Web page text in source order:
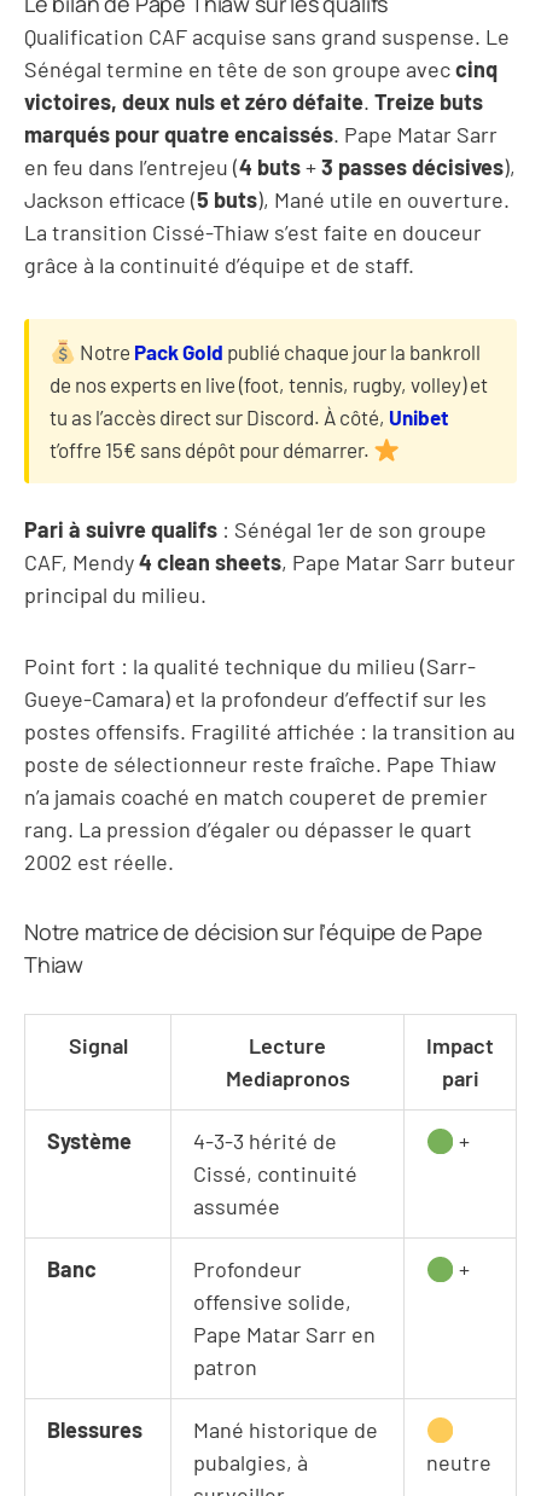
Qualification CAF acquise sans grand suspense. Le
Sénégal termine en tête de son groupe aveccinq
victoires, deux nuls et zéro défaite. Treize buts
marqués pour quatre encaissés. Pape Matar Sarr
en feu dans l’entrejeu (4 buts+3 passes décisives),
Jackson efficace (5 buts), Mané utile en ouverture.
La transition Cissé-Thiaw s’est faite en douceur
grâce à la continuité d’équipe et de staff.
Notre Pack Gold publié chaque jour la bankroll
de nos experts en live (foot, tennis, rugby, volley) et
tu as l’accès direct sur Discord. À côté, Unibet
t’offre 15€ sans dépôt pour démarrer.
Pari à suivre qualifs : Sénégal 1er de son groupe
CAF, Mendy4 clean sheets, Pape Matar Sarr buteur
principal du milieu.
Point fort : la qualité technique du milieu (Sarr-
Gueye-Camara) et la profondeur d’effectif sur les
postes offensifs. Fragilité affichée : la transition au
poste de sélectionneur reste fraîche. Pape Thiaw
n’a jamais coaché en match couperet de premier
rang. La pression d’égaler ou dépasser le quart
2002 est réelle.
Notre matrice de décision sur l’équipe de Pape
Thiaw
Signal
Lecture
Mediapronos
Impact
pari
Système
4-3-3 hérité de
Cissé, continuité
assumée
+
Banc
Profondeur
offensive solide,
Pape Matar Sarr en
patron
+
Blessures
Mané historique de
pubalgies, à
neutre